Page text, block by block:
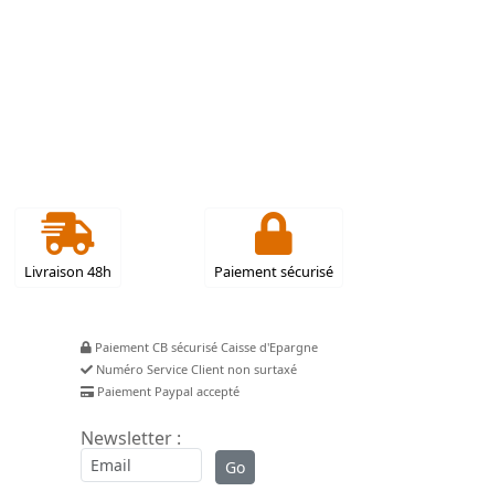
Livraison 48h Paiement sécurisé
Paiement CB sécurisé Caisse d'Epargne
Numéro Service Client non surtaxé
Paiement Paypal accepté
Newsletter :